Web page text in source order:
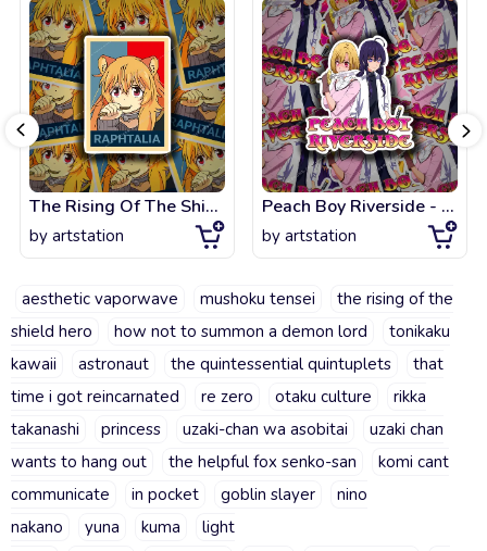
The Rising Of The Shield Hero - Raphtalia Poster
by artstation
Peach Boy Riverside - Sally x Mikoto
by artstation
aesthetic vaporwave mushoku tensei
the rising of the
shield hero
how not to summon a demon lord
tonikaku
kawaii
astronaut the quintessential quintuplets
that
time i got reincarnated
re zero otaku culture
rikka
takanashi
princess uzaki-chan wa asobitai
uzaki chan
wants to hang out
the helpful fox senko-san
komi cant
communicate
in pocket goblin slayer
nino
nakano
yuna kuma
light